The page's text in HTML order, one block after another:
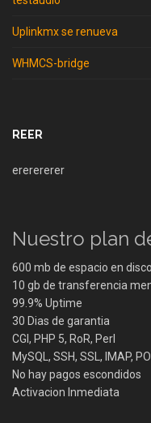
Uplinkmx se renueva
WHMCS-bridge
REER
ererererer
Nuestro plan
600 mb de espacio en disco
10 gb de transferencia
99.9% Uptime
30 Dias de garantia
CGI, PHP 5, RoR, Perl
MySQL, SSH, SSL, IMAP,
No hay pagos escondidos
Activacion Inmediata